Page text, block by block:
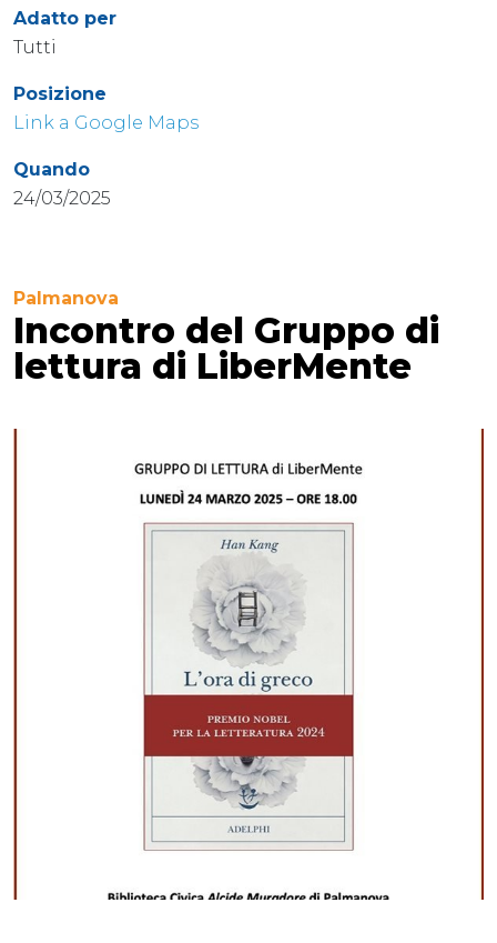
Adatto per
Tutti
Posizione
Link a Google Maps
Quando
24/03/2025
Palmanova
Incontro del Gruppo di
lettura di LiberMente